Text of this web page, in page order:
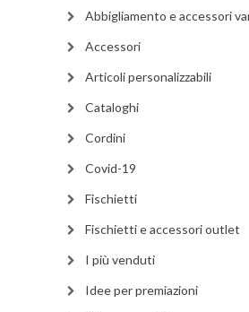
Abbigliamento e accessori
Accessori
Articoli personalizzabili
Cataloghi
Cordini
Covid-19
Fischietti
Fischietti e accessori outlet
I più venduti
Idee per premiazioni